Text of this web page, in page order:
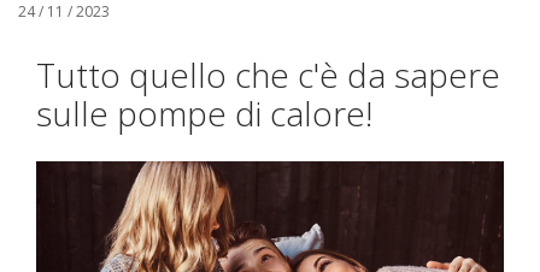
24 / 11 / 2023
Tutto quello che c'è da sapere
sulle pompe di calore!